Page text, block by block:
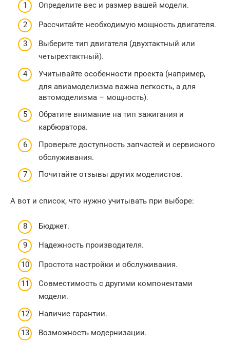
Определите вес и размер вашей модели.
Рассчитайте необходимую мощность двигателя.
Выберите тип двигателя (двухтактный или
четырехтактный).
Учитывайте особенности проекта (например,
для авиамоделизма важна легкость, а для
автомоделизма – мощность).
Обратите внимание на тип зажигания и
карбюратора.
Проверьте доступность запчастей и сервисного
обслуживания.
Почитайте отзывы других моделистов.
А вот и список, что нужно учитывать при выборе:
Бюджет.
Надежность производителя.
Простота настройки и обслуживания.
Совместимость с другими компонентами
модели.
Наличие гарантии.
Возможность модернизации.